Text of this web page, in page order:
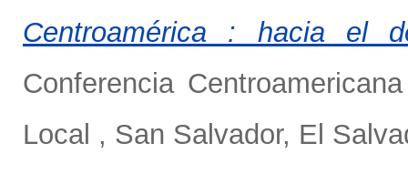
Centroamérica : hacia el
Conferencia
Local , San Salvador, El